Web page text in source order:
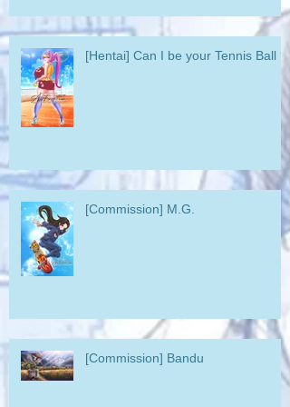
[Hentai] Can I be your Tennis Ball ?
[Commission] M.G.
[Commission] Bandu